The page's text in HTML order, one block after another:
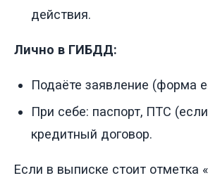
действия.
Лично в ГИБДД:
Подаёте заявление (форма
При себе: паспорт, ПТС
кредитный договор.
Если в выписке стоит отметка